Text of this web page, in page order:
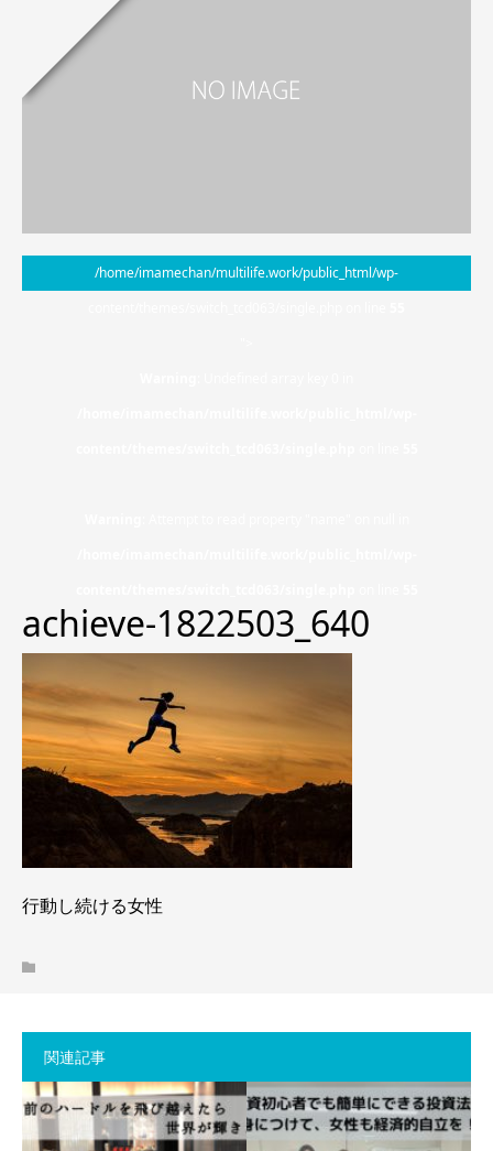
/home/imamechan/multilife.work/public_html/wp-
achieve-1822503_640
行動し続ける女性
関連記事